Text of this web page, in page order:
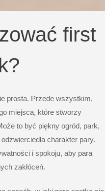
first
prosta. Przede wszystkim,
miejsca, które stworzy
to być piękny ogród, park,
charakter pary.
i spokoju, aby para
zakłóceń.